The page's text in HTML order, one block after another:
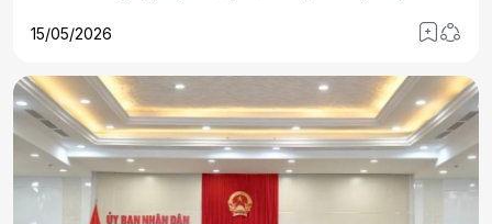
triển khai.
15/05/2026